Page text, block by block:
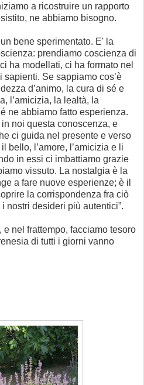
a ricostruire un rapporto
ne abbiamo bisogno.
bene sperimentato. E' la
prendiamo coscienza di
ha modellati, ci ha formato nel
Se sappiamo cos’è
d’animo, la cura di sé e
l’amicizia, la lealtà, la
ne abbiamo fatto esperienza.
noi questa conoscenza, e
ci guida nel presente e verso
bello, l’amore, l’amicizia e li
in essi ci imbattiamo grazie
vissuto. La nostalgia è la
a fare nuove esperienze; è il
la corrispondenza fra ciò
nostri desideri più autentici”.
nel frattempo, facciamo tesoro
di tutti i giorni vanno